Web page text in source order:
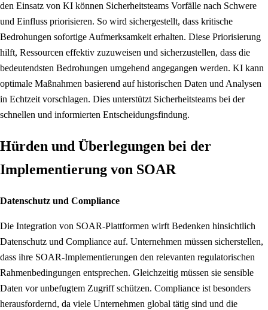
den Einsatz von KI können Sicherheitsteams Vorfälle nach Schwere
und Einfluss priorisieren. So wird sichergestellt, dass kritische
Bedrohungen sofortige Aufmerksamkeit erhalten. Diese Priorisierung
hilft, Ressourcen effektiv zuzuweisen und sicherzustellen, dass die
bedeutendsten Bedrohungen umgehend angegangen werden. KI kann
optimale Maßnahmen basierend auf historischen Daten und Analysen
in Echtzeit vorschlagen. Dies unterstützt Sicherheitsteams bei der
schnellen und informierten Entscheidungsfindung.
Hürden und Überlegungen bei der
Implementierung von SOAR
Datenschutz und Compliance
Die Integration von SOAR-Plattformen wirft Bedenken hinsichtlich
Datenschutz und Compliance auf. Unternehmen müssen sicherstellen,
dass ihre SOAR-Implementierungen den relevanten regulatorischen
Rahmenbedingungen entsprechen. Gleichzeitig müssen sie sensible
Daten vor unbefugtem Zugriff schützen. Compliance ist besonders
herausfordernd, da viele Unternehmen global tätig sind und die